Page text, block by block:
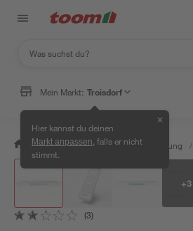
Mein Markt: Troisdorf
Hier kannst du deinen
Markt anpassen , falls er nicht
stimmt.
✕
/ Wohnen & Haushalt / Beleuchtung /
+3
(3)